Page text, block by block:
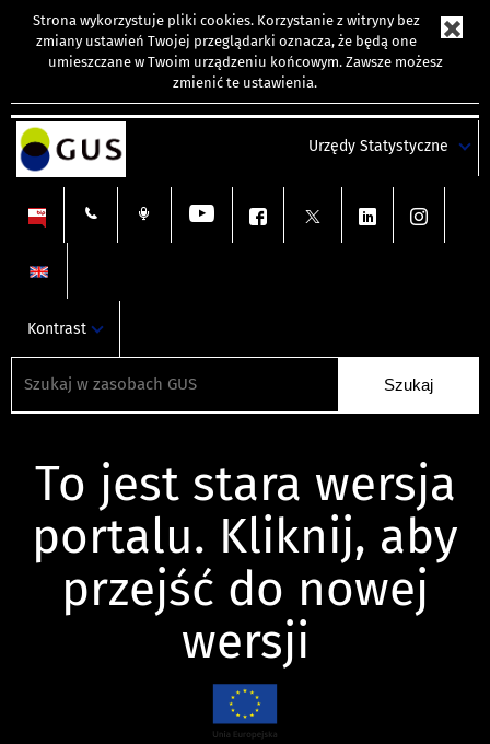
Strona wykorzystuje pliki cookies. Korzystanie z witryny bez
zmiany ustawień Twojej przeglądarki oznacza, że będą one
umieszczane w Twoim urządzeniu końcowym. Zawsze możesz
zmienić te ustawienia.
Urzędy Statystyczne
Kontrast
To jest stara wersja
portalu. Kliknij, aby
przejść do nowej
wersji